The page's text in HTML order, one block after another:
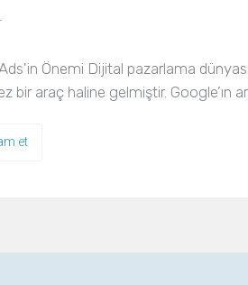
Önemi Dijital pazarlama
bir araç haline gelmiştir. Google’ın
et